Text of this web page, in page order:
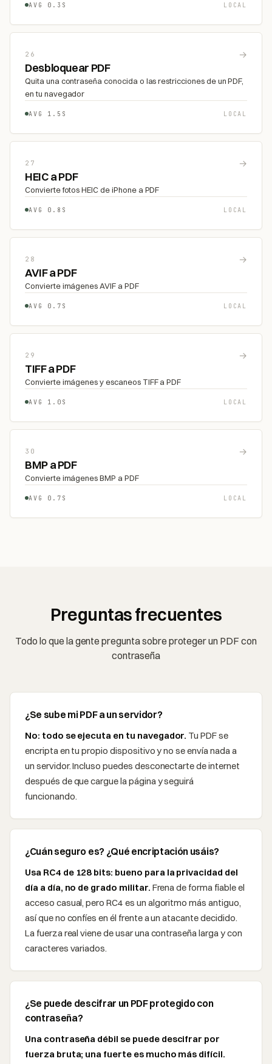
AVG 0.3S LOCAL
26 →
Desbloquear PDF
Quita una contraseña conocida o las restricciones de un PDF,
en tu navegador
AVG 1.5S LOCAL
27 →
HEIC a PDF
Convierte fotos HEIC de iPhone a PDF
AVG 0.8S LOCAL
28 →
AVIF a PDF
Convierte imágenes AVIF a PDF
AVG 0.7S LOCAL
29 →
TIFF a PDF
Convierte imágenes y escaneos TIFF a PDF
AVG 1.0S LOCAL
30 →
BMP a PDF
Convierte imágenes BMP a PDF
AVG 0.7S LOCAL
Preguntas frecuentes
Todo lo que la gente pregunta sobre proteger un PDF con
contraseña
¿Se sube mi PDF a un servidor?
No: todo se ejecuta en tu navegador. Tu PDF se
encripta en tu propio dispositivo y no se envía nada a
un servidor. Incluso puedes desconectarte de internet
después de que cargue la página y seguirá
funcionando.
¿Cuán seguro es? ¿Qué encriptación usáis?
Usa RC4 de 128 bits: bueno para la privacidad del
día a día, no de grado militar. Frena de forma fiable el
acceso casual, pero RC4 es un algoritmo más antiguo,
así que no confíes en él frente a un atacante decidido.
La fuerza real viene de usar una contraseña larga y con
caracteres variados.
¿Se puede descifrar un PDF protegido con
contraseña?
Una contraseña débil se puede descifrar por
fuerza bruta; una fuerte es mucho más difícil.